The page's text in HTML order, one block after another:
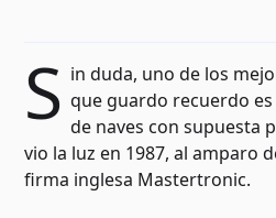
S in duda, uno de los
que guardo recuerdo
de naves con supuesta
vio la luz en 1987, al amparo
firma inglesa Mastertronic.